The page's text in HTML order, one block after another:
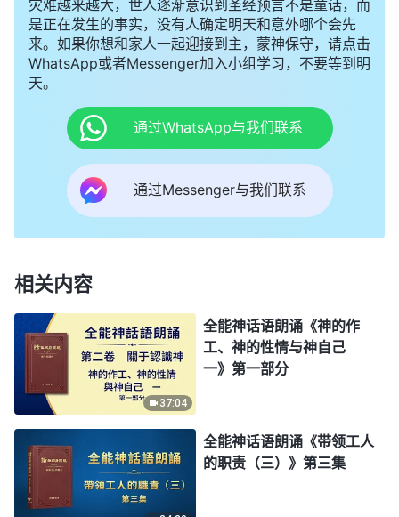
灾难越来越大，世人逐渐意识到圣经预言不是童话，而
是正在发生的事实，没有人确定明天和意外哪个会先
来。如果你想和家人一起迎接到主，蒙神保守，请点击
WhatsApp或者Messenger加入小组学习，不要等到明
天。
通过WhatsApp与我们联系
通过Messenger与我们联系
相关内容
37:04
全能神话语朗诵《神的作
工、神的性情与神自己
一》第一部分
全能神话语朗诵《带领工人
的职责（三）》第三集